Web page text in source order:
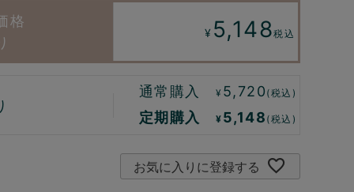
¥ 5,148税込
通常購入 ¥ 5,720 (税込)
定期購入 ¥ 5,148 (税込)
お気に入りに登録する